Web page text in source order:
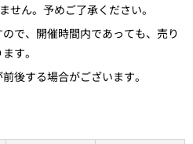
せん。予めご了承ください。
で、開催時間内であっても、売り
す。
後する場合がございます。